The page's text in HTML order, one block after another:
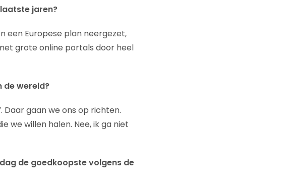
jaren?
een Europese plan neergezet,
grote online portals door heel
de wereld?
Daar gaan we ons op richten.
we willen halen. Nee, ik ga niet
de goedkoopste volgens de